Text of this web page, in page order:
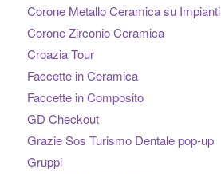
Corone Metallo Ceramica su Impianti
Corone Zirconio Ceramica
Croazia Tour
Faccette in Ceramica
Faccette in Composito
GD Checkout
Grazie Sos Turismo Dentale pop-up
Gruppi